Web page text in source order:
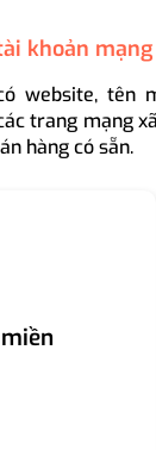
khoản
website, tên
trang mạng
hàng có sẵn.